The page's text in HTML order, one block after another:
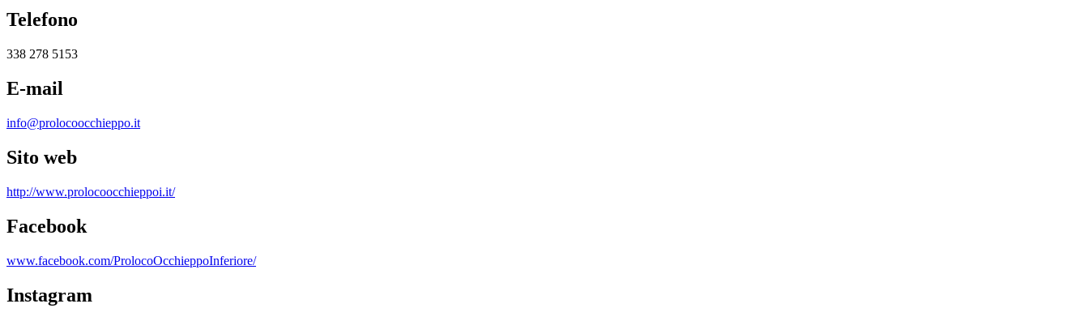
Telefono
338 278 5153
E-mail
info@prolocoocchieppo.it
Sito web
http://www.prolocoocchieppoi.it/
Facebook
www.facebook.com/ProlocoOcchieppoInferiore/
Instagram